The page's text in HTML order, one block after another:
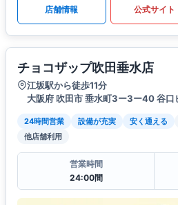
店舗情報 公式サイト
チョコザップ吹田垂水店
江坂駅から徒歩11分
大阪府 吹田市 垂水町3ー3ー40 谷口
24時間営業 設備が充実 安く通える
他店舗利用
営業時間
24:00間